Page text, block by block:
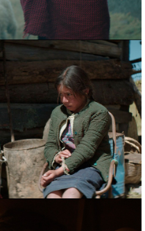
MUNDO, TOMADA DE
MUNDO, TOMADA DE